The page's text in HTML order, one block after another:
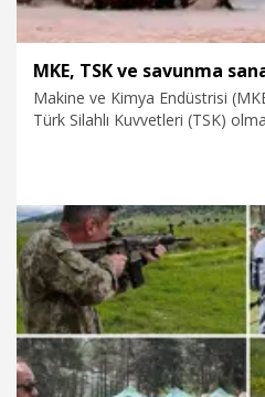
Makine ve Kimya Endüstrisi
Türk Silahlı Kuvvetleri (TSK)
6.06.2026 Gündem